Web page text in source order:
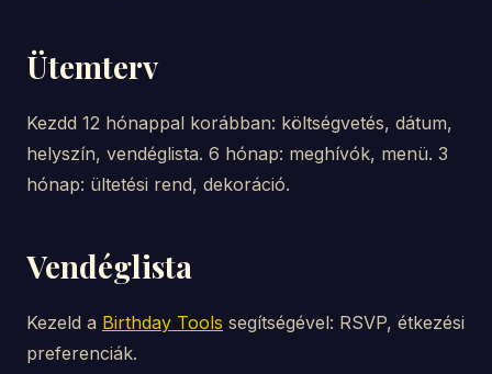
Ütemterv
Kezdd 12 hónappal korábban: költségvetés, dátum,
helyszín, vendéglista. 6 hónap: meghívók, menü. 3
hónap: ültetési rend, dekoráció.
Vendéglista
Kezeld a Birthday Tools segítségével: RSVP, étkezési
preferenciák.